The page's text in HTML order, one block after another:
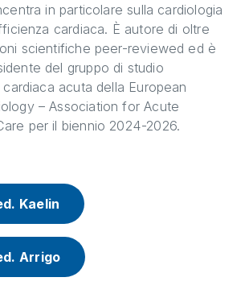
in particolare sulla cardiologia
cardiaca. È autore di oltre
scientifiche peer-reviewed ed è
del gruppo di studio
cardiaca acuta della European
– Association for Acute
per il biennio 2024-2026.
Kaelin
Arrigo